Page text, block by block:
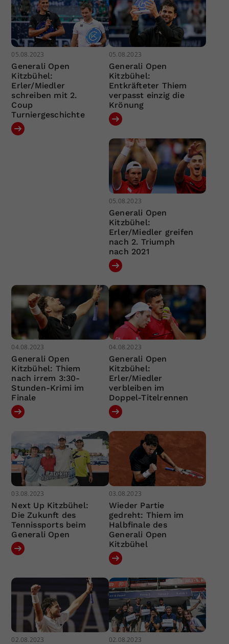
05.08.2023
Generali Open
Kitzbühel:
Erler/Miedler
schreiben mit 2.
Coup
Turniergeschichte
05.08.2023
Generali Open
Kitzbühel:
Entkräfteter Thiem
verpasst einzig die
Krönung
05.08.2023
Generali Open
Kitzbühel:
Erler/Miedler greifen
nach 2. Triumph
nach 2021
04.08.2023
Generali Open
Kitzbühel: Thiem
nach irrem 3:30-
Stunden-Krimi im
Finale
04.08.2023
Generali Open
Kitzbühel:
Erler/Miedler
verbleiben im
Doppel-Titelrennen
03.08.2023
Next Up Kitzbühel:
Die Zukunft des
Tennissports beim
Generali Open
03.08.2023
Wieder Partie
gedreht: Thiem im
Halbfinale des
Generali Open
Kitzbühel
02.08.2023 02.08.2023